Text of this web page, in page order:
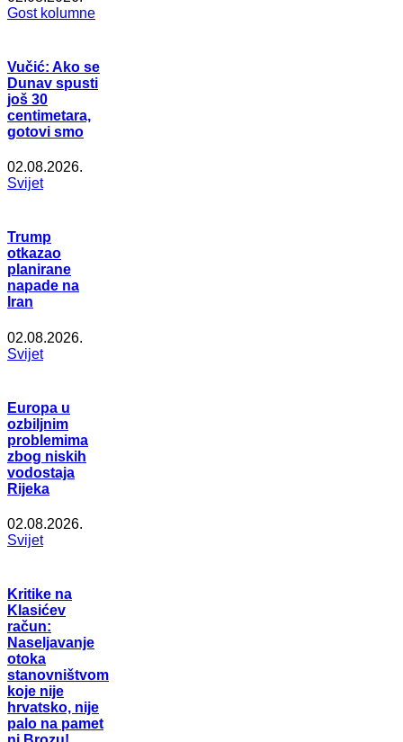
Gost kolumne
Vučić: Ako se
Dunav spusti
još 30
centimetara,
gotovi smo
02.08.2026.
Svijet
Trump
otkazao
planirane
napade na
Iran
02.08.2026.
Svijet
Europa u
ozbiljnim
problemima
zbog niskih
vodostaja
Rijeka
02.08.2026.
Svijet
Kritike na
Klasićev
račun:
Naseljavanje
otoka
stanovništvom
koje nije
hrvatsko, nije
palo na pamet